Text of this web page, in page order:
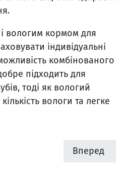
вологим кормом для
індивідуальні
комбінованого
підходить для
тоді як вологий
вологи та легке
Вперед